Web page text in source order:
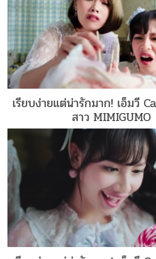
เรียบง่ายแต่น่ารักมาก! เอ็มวี
สาว MIMIGUMO